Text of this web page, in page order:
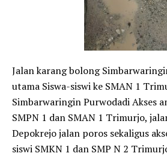
Jalan karang bolong
utama Siswa-siswi ke SMAN 1
Simbarwaringin Purwodadi Akses
SMPN 1 dan SMAN 1 Trimurjo,
Depokrejo jalan poros sekaligus
siswi SMKN 1 dan SMP N 2